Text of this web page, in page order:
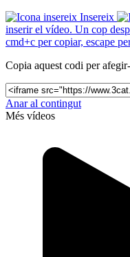
Insereix
inserir el vídeo. Un cop
cmd+c per copiar, escape
Copia aquest codi per
Anar al contingut
Més vídeos